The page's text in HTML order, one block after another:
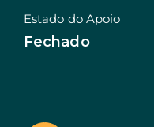
CONTACTOS
Estado do Apoio
Fechado